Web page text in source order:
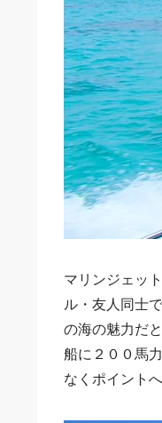
マリンジェッ
ル・友人同士
の海の魅力だ
船に２００馬
なくポイントへ